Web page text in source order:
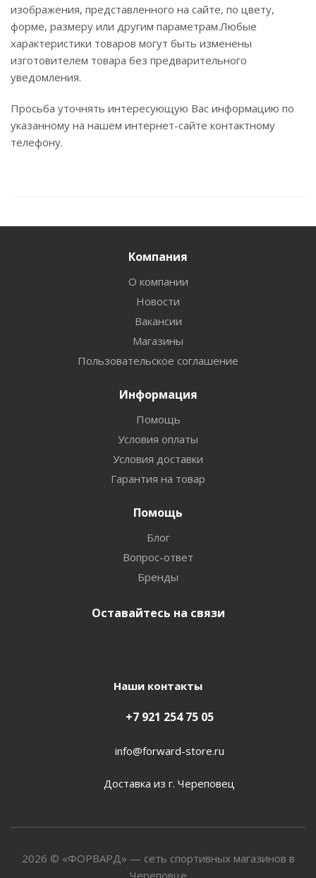
изображения, представленного на сайте, по цвету,
форме, размеру или другим параметрам.Любые
характеристики товаров могут быть изменены
изготовителем товара без предварительного
уведомления.
Просьба уточнять интересующую Вас информацию по
указанному на нашем интернет-сайте контактному
телефону.
Компания
О компании
Новости
Вакансии
Магазины
Пользовательское соглашение
Информация
Помощь
Условия оплаты
Условия доставки
Гарантия на товар
Помощь
Блог
Вопрос-ответ
Бренды
Оставайтесь на связи
Наши контакты
+7 921 254 75 05
info@forward-store.ru
Доставка из г. Череповец
2026 © «ФОРВАРД» — сеть спортивных магазинов в
Череповце